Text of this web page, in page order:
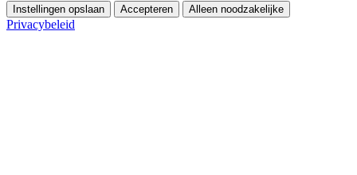
Instellingen opslaan Accepteren Alleen noodzakelijke
Privacybeleid